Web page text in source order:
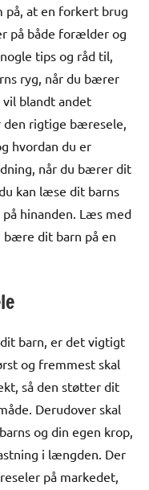
at en forkert brug
på både forælder og
tips og råd til,
ryg, når du bærer
vil blandt andet
den rigtige bæresele,
hvordan du er
når du bærer dit
kan læse dit barns
hinanden. Læs med
bære dit barn på en
barn, er det vigtigt
og fremmest skal
så den støtter dit
Derudover skal
og din egen krop,
i længden. Der
på markedet,